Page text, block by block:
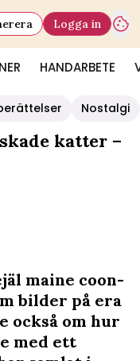
HANDARBETE
Logga in
Nostalgi
katter –
maine coon-
bilder på era
också om hur
med ett